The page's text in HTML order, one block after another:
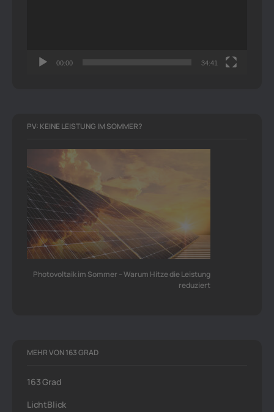
00:00 34:41
PV: KEINE LEISTUNG IM SOMMER?
Photovoltaik im Sommer – Warum Hitze die Leistung
reduziert
MEHR VON 163 GRAD
163 Grad
LichtBlick